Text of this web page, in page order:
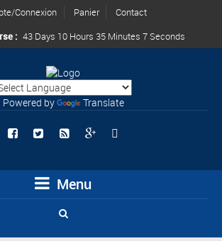
Connexion Panier
Contact
: 43 Days 10 Hours 35 Minutes 7 Seconds
Powered by Translate
Menu